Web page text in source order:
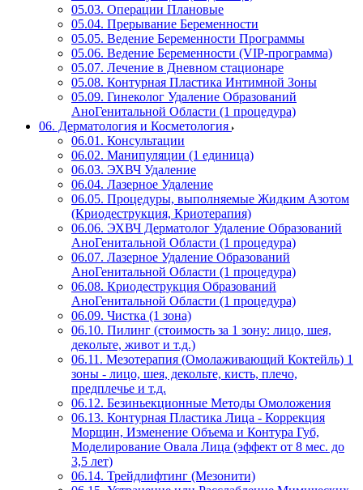
05.03. Операции Плановые
05.04. Прерывание Беременности
05.05. Ведение Беременности Программы
05.06. Ведение Беременности (VIP-программа)
05.07. Лечение в Дневном стационаре
05.08. Контурная Пластика Интимной Зоны
05.09. Гинеколог Удаление Образований
АноГенитальной Области (1 процедура)
06. Дерматология и Косметология
06.01. Консультации
06.02. Манипуляции (1 единица)
06.03. ЭХВЧ Удаление
06.04. Лазерное Удаление
06.05. Процедуры, выполняемые Жидким Азотом
(Криодеструкция, Криотерапия)
06.06. ЭХВЧ Дерматолог Удаление Образований
АноГенитальной Области (1 процедура)
06.07. Лазерное Удаление Образований
АноГенитальной Области (1 процедура)
06.08. Криодеструкция Образований
АноГенитальной Области (1 процедура)
06.09. Чистка (1 зона)
06.10. Пилинг (стоимость за 1 зону: лицо, шея,
декольте, живот и т.д.)
06.11. Мезотерапия (Омолаживающий Коктейль) 1
зоны - лицо, шея, декольте, кисть, плечо,
предплечье и т.д.
06.12. Безиньекционные Методы Омоложения
06.13. Контурная Пластика Лица - Коррекция
Морщин, Изменение Объема и Контура Губ,
Моделирование Овала Лица (эффект от 8 мес. до
3,5 лет)
06.14. Трейдлифтинг (Мезонити)